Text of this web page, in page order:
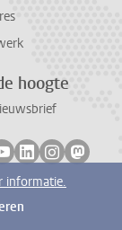
hoogte
op bluesky
ons op facebook
Volg ons op
Volg ons op
Volg ons
Volg
informatie.